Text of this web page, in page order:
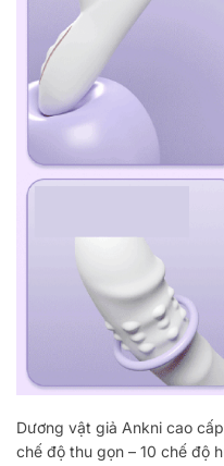
Dương vật giả Ankni cao
chế độ thu gọn – 10 chế độ